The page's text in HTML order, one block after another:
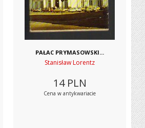
PAŁAC PRYMASOWSKI...
Stanisław Lorentz
14 PLN
Cena w antykwariacie